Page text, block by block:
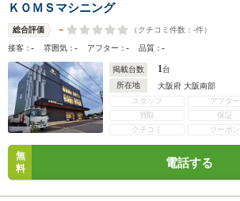
ＫＯＭＳマシニング
総合評価 - （クチコミ件数： -件）
接客：- 雰囲気：- アフター：- 品質：-
掲載台数 1台
所在地
大阪府 大阪南部
スタッフ
アフター
買取
保証
クチコミ
クーポン
無
料
電話する